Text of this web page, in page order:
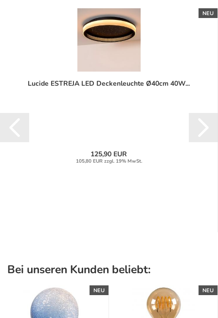
NEU
Lucide ESTREJA LED Deckenleuchte Ø40cm 40W...
125,90 EUR
105,80 EUR zzgl. 19% MwSt.
Bei unseren Kunden beliebt:
NEU NEU